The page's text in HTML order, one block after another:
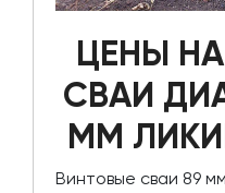
ЦЕНЫ
СВАИ
ММ
Винтовые сваи 89